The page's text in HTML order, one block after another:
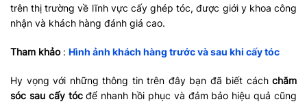
trên thị trường về lĩnh vực cấy ghép tóc, được giới y khoa công
nhận và khách hàng đánh giá cao.
Tham khảo: Hình ảnh khách hàng trước và sau khi cấy tóc
Hy vọng với những thông tin trên đây bạn đã biết cách chăm
sóc sau cấy tócđể nhanh hồi phục và đảm bảo hiệu quả cũng